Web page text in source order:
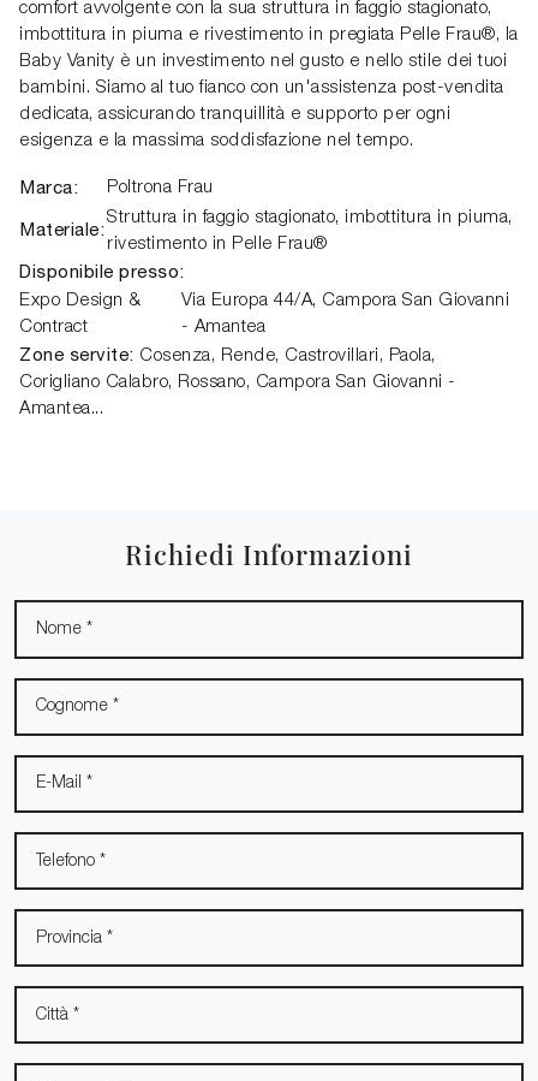
comfort avvolgente con la sua struttura in faggio stagionato,
imbottitura in piuma e rivestimento in pregiata Pelle Frau®, la
Baby Vanity è un investimento nel gusto e nello stile dei tuoi
bambini. Siamo al tuo fianco con un'assistenza post-vendita
dedicata, assicurando tranquillità e supporto per ogni
esigenza e la massima soddisfazione nel tempo.
Marca: Poltrona Frau
Materiale:
Struttura in faggio stagionato, imbottitura in piuma,
rivestimento in Pelle Frau®
Disponibile presso:
Expo Design &
Contract
Via Europa 44/A, Campora San Giovanni
- Amantea
Zone servite: Cosenza, Rende, Castrovillari, Paola,
Corigliano Calabro, Rossano, Campora San Giovanni -
Amantea...
Richiedi Informazioni